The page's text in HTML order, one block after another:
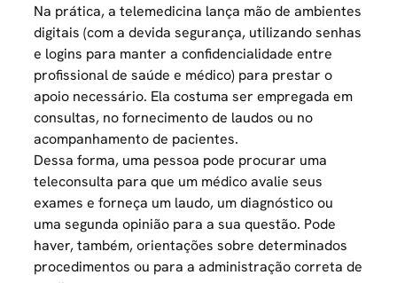
Na prática, a telemedicina lança mão de ambientes
digitais (com a devida segurança, utilizando senhas
e logins para manter a confidencialidade entre
profissional de saúde e médico) para prestar o
apoio necessário. Ela costuma ser empregada em
consultas, no fornecimento de laudos ou no
acompanhamento de pacientes.
Dessa forma, uma pessoa pode procurar uma
teleconsulta para que um médico avalie seus
exames e forneça um laudo, um diagnóstico ou
uma segunda opinião para a sua questão. Pode
haver, também, orientações sobre determinados
procedimentos ou para a administração correta de